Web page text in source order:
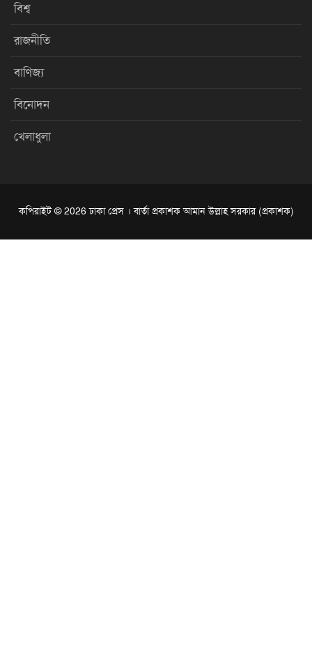
বিশ্ব
রাজনীতি
বাণিজ্য
বিনোদন
খেলাধুলা
কপিরাইট © 2026 ঢাকা প্রেস । বার্তা প্রকাশক আমান উল্লাহ সরকার (প্রকাশক)